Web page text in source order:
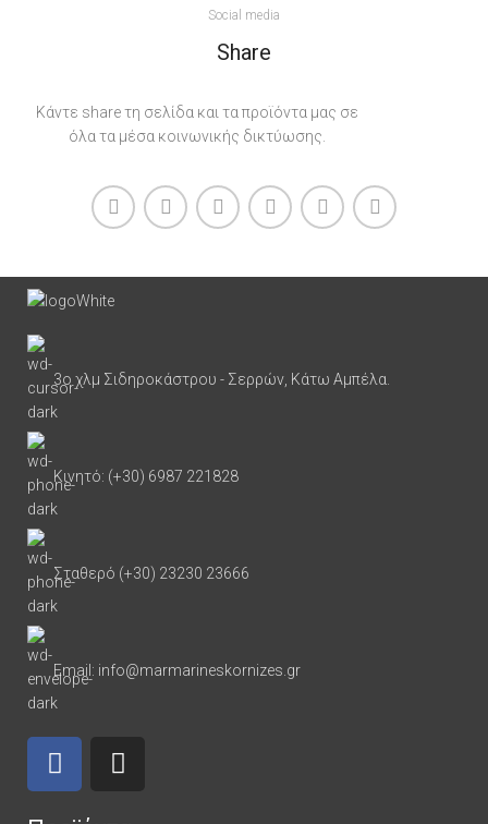
Social media
Share
Κάντε share τη σελίδα και τα προϊόντα μας σε
όλα τα μέσα κοινωνικής δικτύωσης.
3ο χλμ Σιδηροκάστρου - Σερρών, Κάτω Αμπέλα.
Κινητό: (+30) 6987 221828
Σταθερό (+30) 23230 23666
Email: info@marmarineskornizes.gr